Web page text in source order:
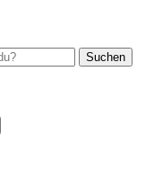
Suchen